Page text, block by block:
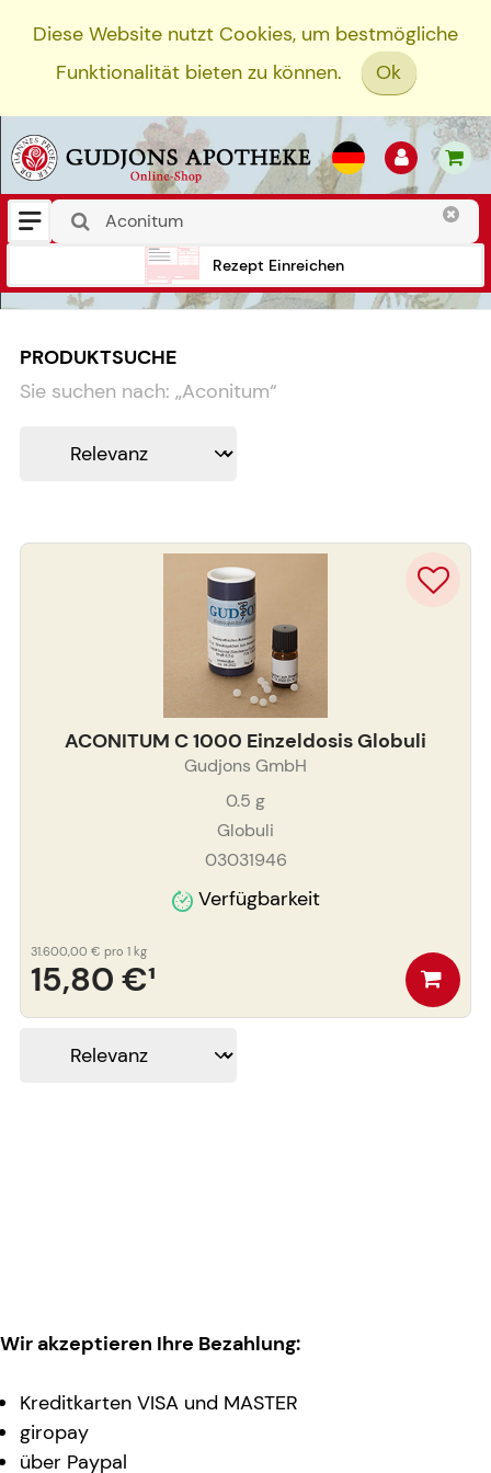
Diese Website nutzt Cookies, um bestmögliche
Funktionalität bieten zu können.
Ok
Rezept Einreichen
PRODUKTSUCHE
Sie suchen nach: „Aconitum“
ACONITUM C 1000 Einzeldosis Globuli
Gudjons GmbH
0.5 g
Globuli
03031946
Verfügbarkeit
15,80 €¹
31.600,00 € pro 1 kg
Wir akzeptieren Ihre Bezahlung:
Kreditkarten VISA und MASTER
giropay
über Paypal